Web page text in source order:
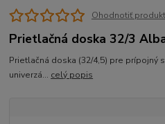
Ohodnotiť produkt
Prietlačná doska 32/3
Prietlačná doska (32/4,5) pre prípojný
univerzá... celý popis